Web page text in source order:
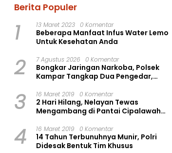
Berita Populer
1 13 Maret 2023 0 Komentar
Beberapa Manfaat Infus Water Lemo
Untuk Kesehatan Anda
2 7 Agustus 2026 0 Komentar
Bongkar Jaringan Narkoba, Polsek
Kampar Tangkap Dua Pengedar,
3 16 Maret 2019 0 Komentar
2 Hari Hilang, Nelayan Tewas
Mengambang di Pantai Cipalawah
4 16 Maret 2019 0 Komentar
14 Tahun Terbunuhnya Munir, Polri
Didesak Bentuk Tim Khusus